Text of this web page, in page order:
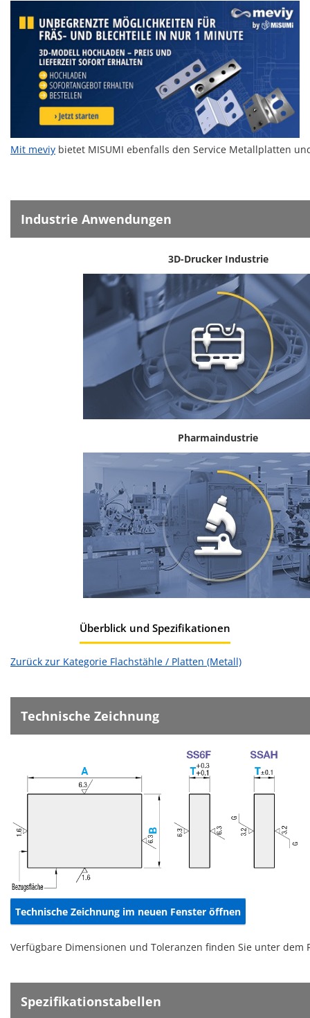
Mit meviy bietet MISUMI ebenfalls den Service Metallplatten
Industrie Anwendungen
3D-Drucker Industrie
Pharmaindustrie
Überblick und Spezifikationen
Zurück zur Kategorie Flachstähle / Platten (Metall)
Technische Zeichnung
Technische Zeichnung im neuen Fenster öffnen
Verfügbare Dimensionen und Toleranzen finden Sie unter dem
Spezifikationstabellen